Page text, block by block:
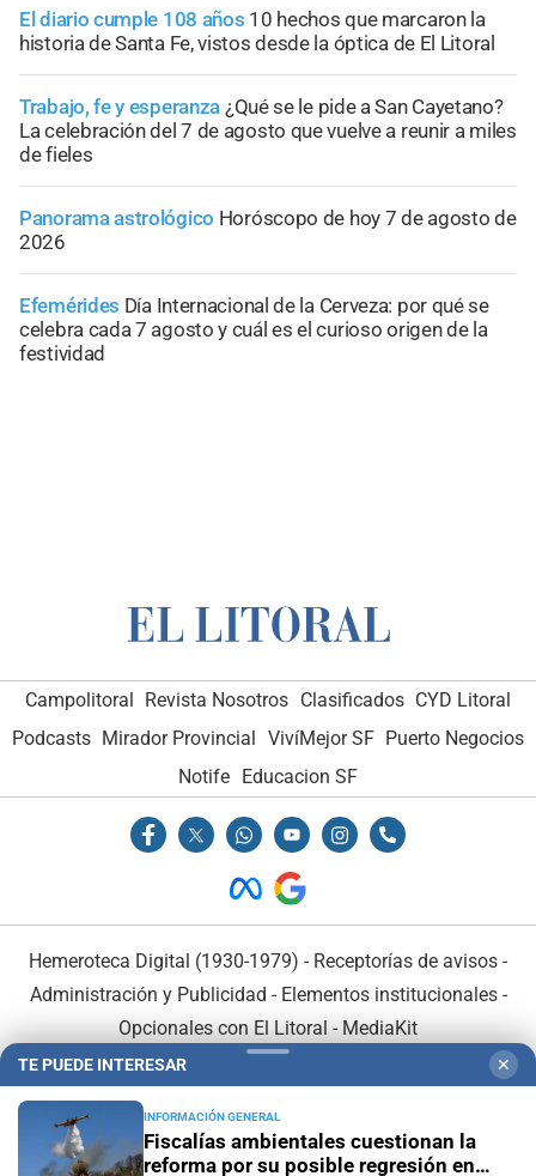
El diario cumple 108 años 10 hechos que marcaron la
historia de Santa Fe, vistos desde la óptica de El Litoral
Trabajo, fe y esperanza ¿Qué se le pide a San Cayetano?
La celebración del 7 de agosto que vuelve a reunir a miles
de fieles
Panorama astrológico Horóscopo de hoy 7 de agosto de
2026
Efemérides Día Internacional de la Cerveza: por qué se
celebra cada 7 agosto y cuál es el curioso origen de la
festividad
Campolitoral Revista Nosotros Clasificados CYD Litoral
Podcasts Mirador Provincial VivíMejor SF Puerto Negocios
Notife Educacion SF
Hemeroteca Digital (1930-1979) - Receptorías de avisos -
Administración y Publicidad - Elementos institucionales-
Opcionales con El Litoral - MediaKit
TE PUEDE INTERESAR ✕
INFORMACIÓN GENERAL
Fiscalías ambientales cuestionan la
reforma por su posible regresión en